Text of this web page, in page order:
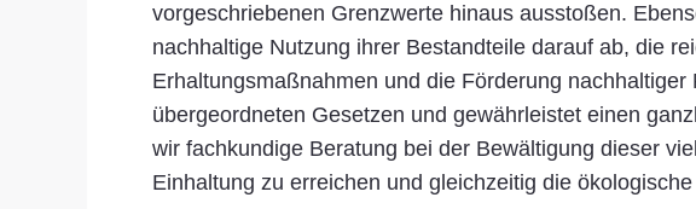
vorgeschriebenen Grenzwerte hinaus ausstoßen.
nachhaltige Nutzung ihrer Bestandteile darauf ab, die
Erhaltungsmaßnahmen und die Förderung
übergeordneten Gesetzen und gewährleistet einen
wir fachkundige Beratung bei der Bewältigung dieser
Einhaltung zu erreichen und gleichzeitig die